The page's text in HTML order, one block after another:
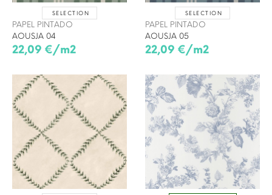
SELECTION
PAPEL PINTADO
AOUSJA 04
22,09 €/m2
SELECTION
PAPEL PINTADO
AOUSJA 05
22,09 €/m2